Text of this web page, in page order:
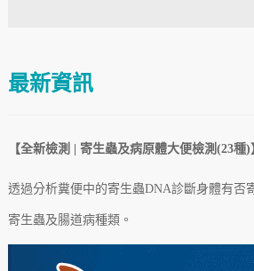
最新資訊
【全新檢測 | 寄生蟲及病原體大便檢測(23種)
透過分析糞便中的寄生蟲DNA診斷身體有否
寄生蟲及腸道病種類 。